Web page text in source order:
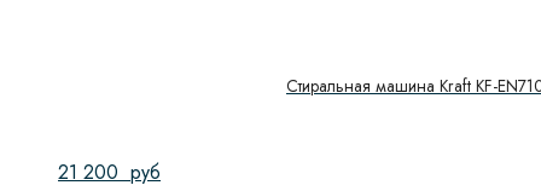
Стиральная машина Kraft KF-
21 200 руб